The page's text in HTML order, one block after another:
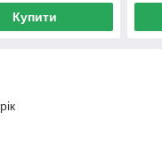
Купити